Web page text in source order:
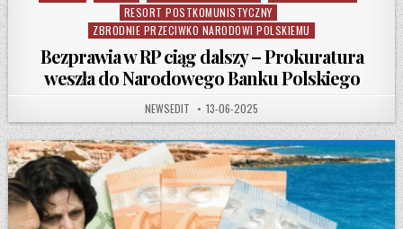
RESORT POSTKOMUNISTYCZNY
ZBRODNIE PRZECIWKO NARODOWI POLSKIEMU
Bezprawia w RP ciąg dalszy – Prokuratura
weszła do Narodowego Banku Polskiego
AUTHOR:
NEWSEDIT PUBLISHED DATE:
13-06-2025